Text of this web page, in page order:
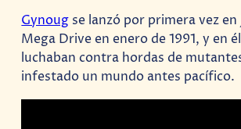
Gynoug se lanzó por primera vez en
Mega Drive en enero de 1991, y en
luchaban contra hordas de
infestado un mundo antes pacífico.